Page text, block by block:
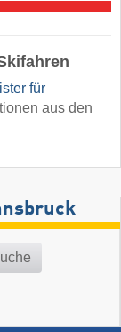
für
aus den